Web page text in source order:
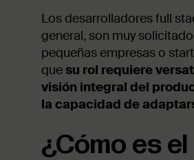
Los desarrolladores full
general, son muy
pequeñas empresas o
que su rol requiere
visión integral del
la capacidad de
¿Cómo es el